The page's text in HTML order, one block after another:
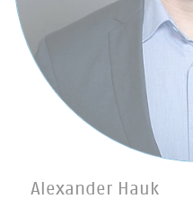
Alexander Hauk